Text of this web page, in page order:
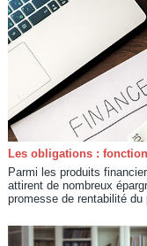
Les obligations :
Parmi les produits
attirent de nombreux
promesse de rentabilité du